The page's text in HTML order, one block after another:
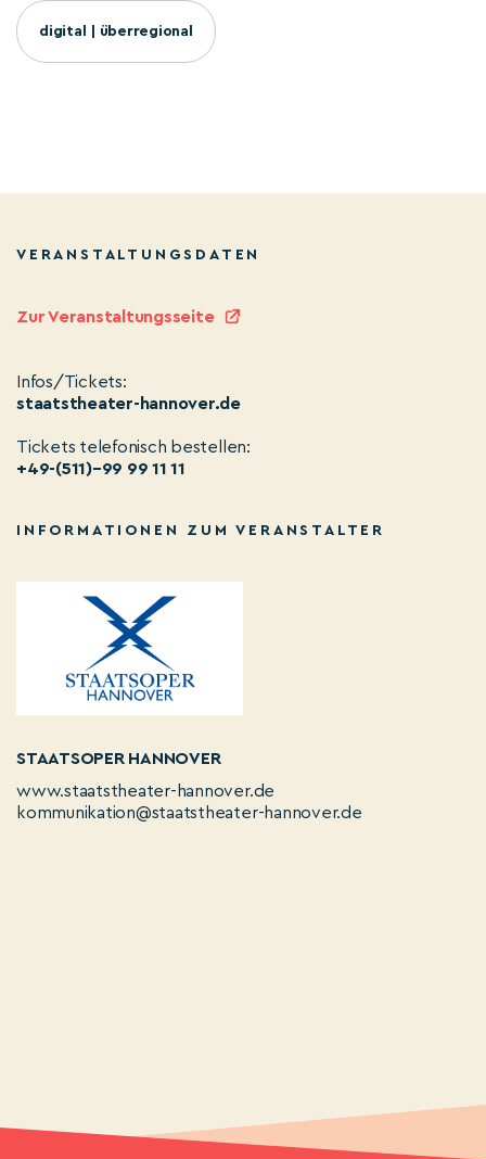
digital | überregional
VERANSTALTUNGSDATEN
Zur Veranstaltungsseite
Infos/Tickets:
staatstheater-hannover.de
Tickets telefonisch bestellen:
+49-(511)–99 99 11 11
INFORMATIONEN ZUM VERANSTALTER
STAATSOPER HANNOVER
www.staatstheater-hannover.de
kommunikation@staatstheater-hannover.de